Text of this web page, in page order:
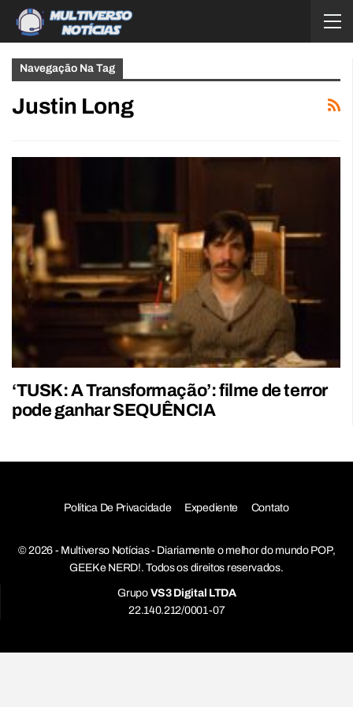
Navegação Na Tag
Justin Long
‘TUSK: A Transformação’: filme de terror
pode ganhar SEQUÊNCIA
Política De Privacidade Expediente Contato
© 2026 - Multiverso Notícias - Diariamente o melhor do mundo POP,
GEEK e NERD!. Todos os direitos reservados.
Grupo VS3 Digital LTDA
22.140.212/0001-07